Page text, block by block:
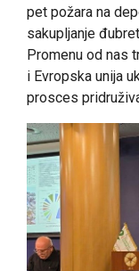
pet požara na
sakupljanje
Promenu od nas
i Evropska unija
prosces